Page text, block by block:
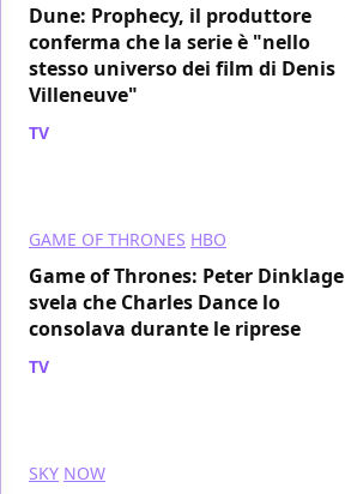
Dune: Prophecy, il produttore
conferma che la serie è "nello
stesso universo dei film di Denis
Villeneuve"
TV
GAME OF THRONES HBO
Game of Thrones: Peter Dinklage
svela che Charles Dance lo
consolava durante le riprese
TV
SKY NOW